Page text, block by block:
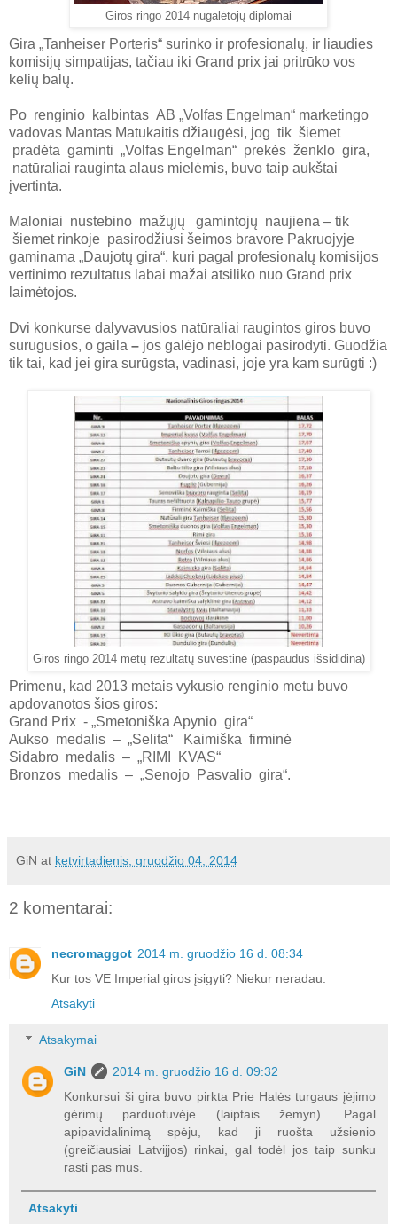
Giros ringo 2014 nugalėtojų diplomai
Gira „Tanheiser Porteris“ surinko ir profesionalų, ir liaudies
komisijų simpatijas, tačiau iki Grand prix jai pritrūko vos
kelių balų.
Po renginio kalbintas AB „Volfas Engelman“ marketingo
vadovas Mantas Matukaitis džiaugėsi, jog tik šiemet
pradėta gaminti „Volfas Engelman“ prekės ženklo gira,
natūraliai rauginta alaus mielėmis, buvo taip aukštai
įvertinta.
Maloniai nustebino mažųjų gamintojų naujiena – tik
šiemet rinkoje pasirodžiusi šeimos bravore Pakruojyje
gaminama „Daujotų gira“, kuri pagal profesionalų komisijos
vertinimo rezultatus labai mažai atsiliko nuo Grand prix
laimėtojos.
Dvi konkurse dalyvavusios natūraliai raugintos giros buvo
surūgusios, o gaila – jos galėjo neblogai pasirodyti. Guodžia
tik tai, kad jei gira surūgsta, vadinasi, joje yra kam surūgti :)
Giros ringo 2014 metų rezultatų suvestinė (paspaudus išsididina)
Primenu, kad 2013 metais vykusio renginio metu buvo
apdovanotos šios giros:
Grand Prix - „Smetoniška Apynio gira“
Aukso medalis – „Selita“ Kaimiška firminė
Sidabro medalis – „RIMI KVAS“
Bronzos medalis – „Senojo Pasvalio gira“.
GiN at ketvirtadienis, gruodžio 04, 2014
2 komentarai:
necromaggot 2014 m. gruodžio 16 d. 08:34
Kur tos VE Imperial giros įsigyti? Niekur neradau.
Atsakyti
Atsakymai
GiN
2014 m. gruodžio 16 d. 09:32
Konkursui ši gira buvo pirkta Prie Halės turgaus įėjimo
gėrimų parduotuvėje (laiptais žemyn). Pagal
apipavidalinimą spėju, kad ji ruošta užsienio
(greičiausiai Latvijjos) rinkai, gal todėl jos taip sunku
rasti pas mus.
Atsakyti